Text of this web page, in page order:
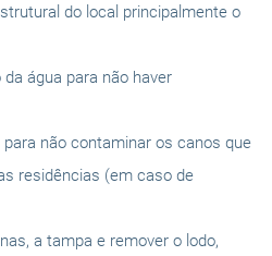
do local principalmente o
água para não haver
não contaminar os canos que
residências (em caso de
a tampa e remover o lodo,